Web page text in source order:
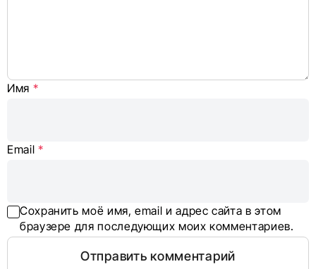
Имя *
Email *
Сохранить моё имя, email и адрес сайта в этом
браузере для последующих моих комментариев.